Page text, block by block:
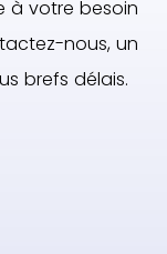
à votre besoin
nous, un
brefs délais.